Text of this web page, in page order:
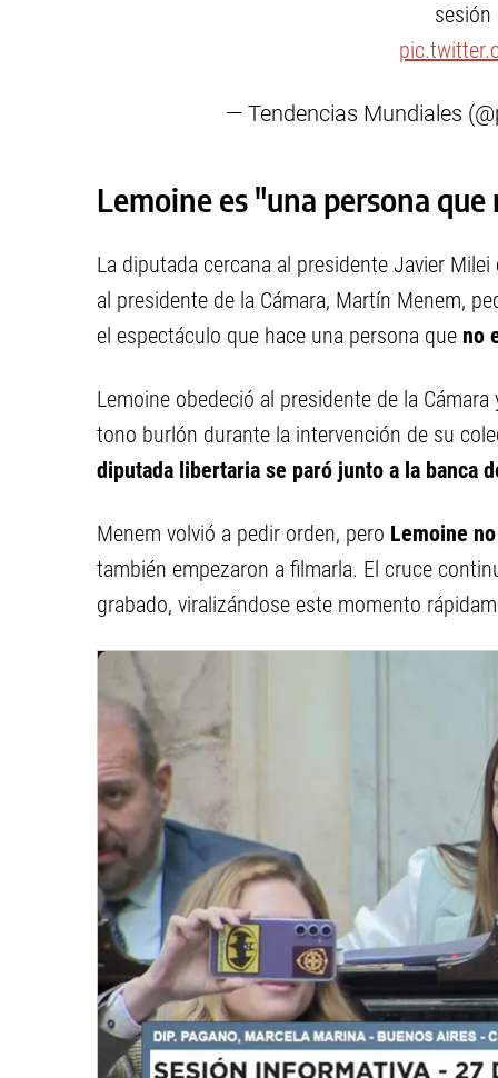
sesión
— Tendencias Mundiales
Lemoine es "una persona
La diputada cercana al presidente Javier
al presidente de la Cámara, Martín Menem,
el espectáculo que hace una persona que no
Lemoine obedeció al presidente de la
tono burlón durante la intervención de su
diputada libertaria se paró junto a la banca
Menem volvió a pedir orden, pero Lemoine
también empezaron a filmarla. El cruce
grabado, viralizándose este momento